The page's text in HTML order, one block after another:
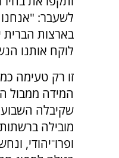
בארצות
לוקח אותנו
זו רק טעימה
המידה ממבול
שקיבלה השבוע
מובילה
ופרו־יהודי,